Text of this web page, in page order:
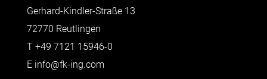
Gerhard-Kindler-Straße 13
72770 Reutlingen
T +49 7121 15946-0
E info@fk-ing.com